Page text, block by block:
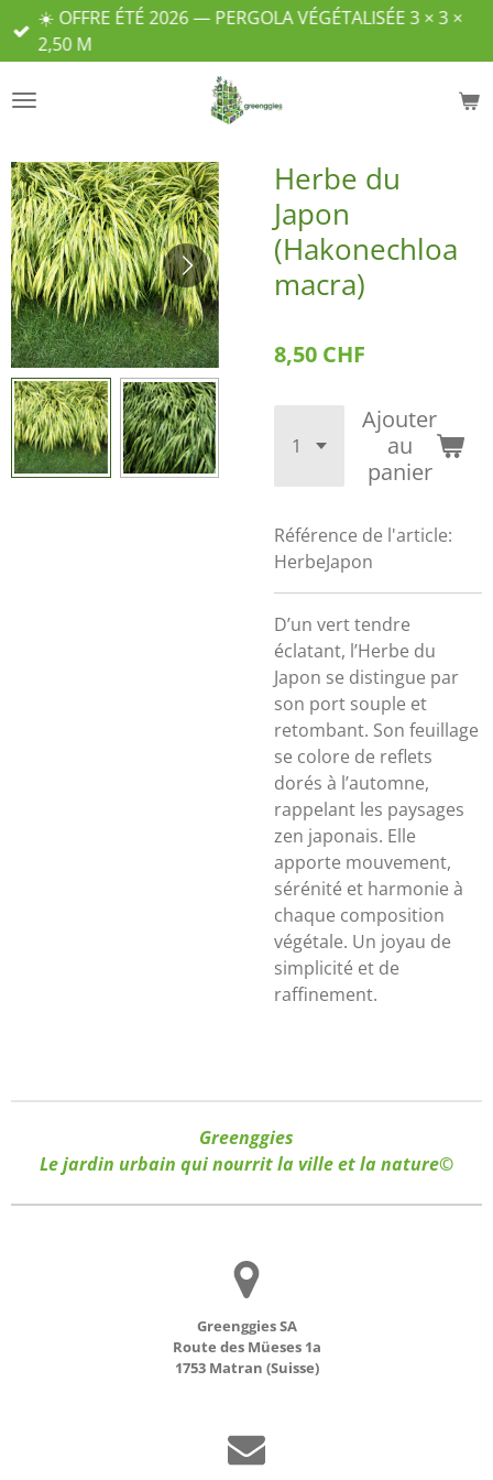
Passer
principal
☀️ OFFRE ÉTÉ 2026 — PERGOLA VÉGÉTALISÉE 3 × 3 ×
2,50 M
Herbe du
Japon
(Hakonechloa
macra)
8,50 CHF
Ajouter
au
panier
Référence de l'article:
HerbeJapon
D’un vert tendre
éclatant, l’Herbe du
Japon se distingue par
son port souple et
retombant. Son feuillage
se colore de reflets
dorés à l’automne,
rappelant les paysages
zen japonais. Elle
apporte mouvement,
sérénité et harmonie à
chaque composition
végétale. Un joyau de
simplicité et de
raffinement.
Greenggies
Le jardin urbain qui nourrit la ville et la nature©
Greenggies SA
Route des Müeses 1a
1753 Matran (Suisse)